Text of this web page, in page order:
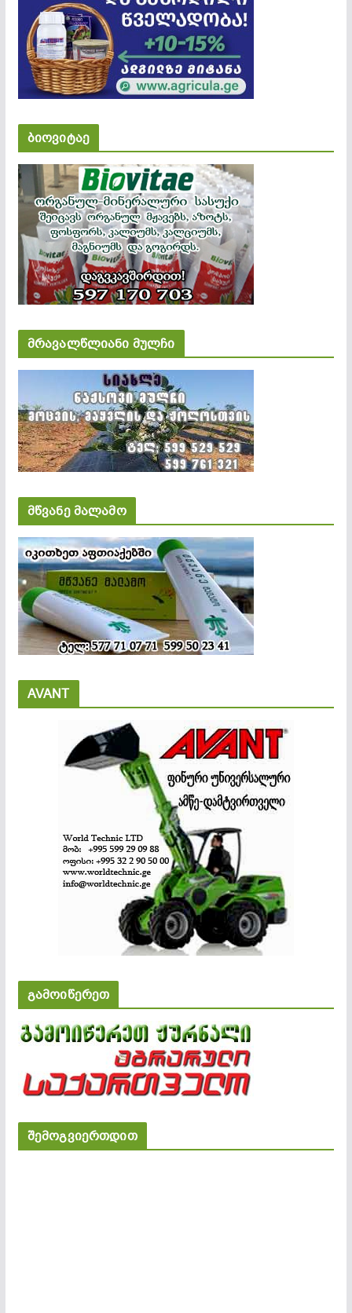
ბიოვიტაე
მრავალწლიანი მულჩი
მწვანე მალამო
AVANT
გამოიწერეთ
შემოგვიერთდით